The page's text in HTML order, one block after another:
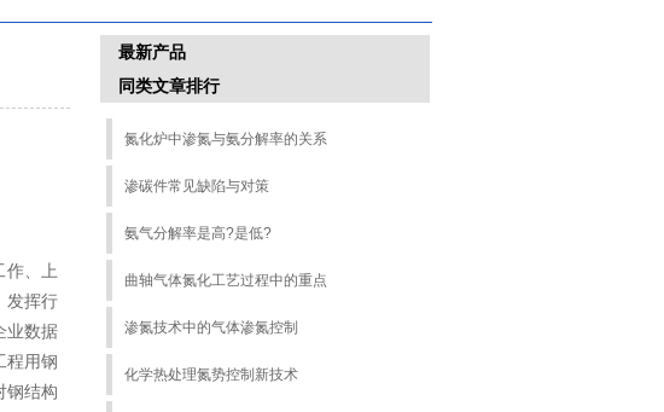
作、上
发挥行
业数据
程用钢
钢结构
最新产品
同类文章排行
氮化炉中渗氮与氨分解率的关系
渗碳件常见缺陷与对策
氨气分解率是高?是低?
曲轴气体氮化工艺过程中的重点
渗氮技术中的气体渗氮控制
化学热处理氮势控制新技术